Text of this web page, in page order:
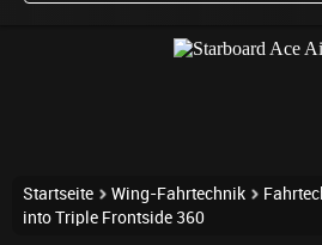
Startseite Wing-Fahrtechnik
into Triple Frontside 360